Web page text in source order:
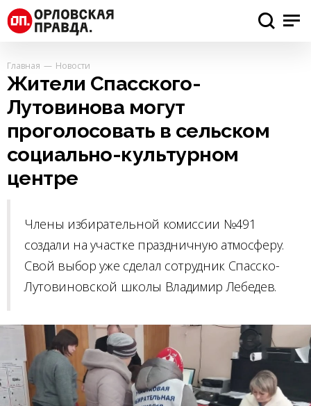
Главная Новости
Жители Спасского-
Лутовинова могут
проголосовать в сельском
социально-культурном
центре
Члены избирательной комиссии №491
создали на участке праздничную атмосферу.
Свой выбор уже сделал сотрудник Спасско-
Лутовиновской школы Владимир Лебедев.